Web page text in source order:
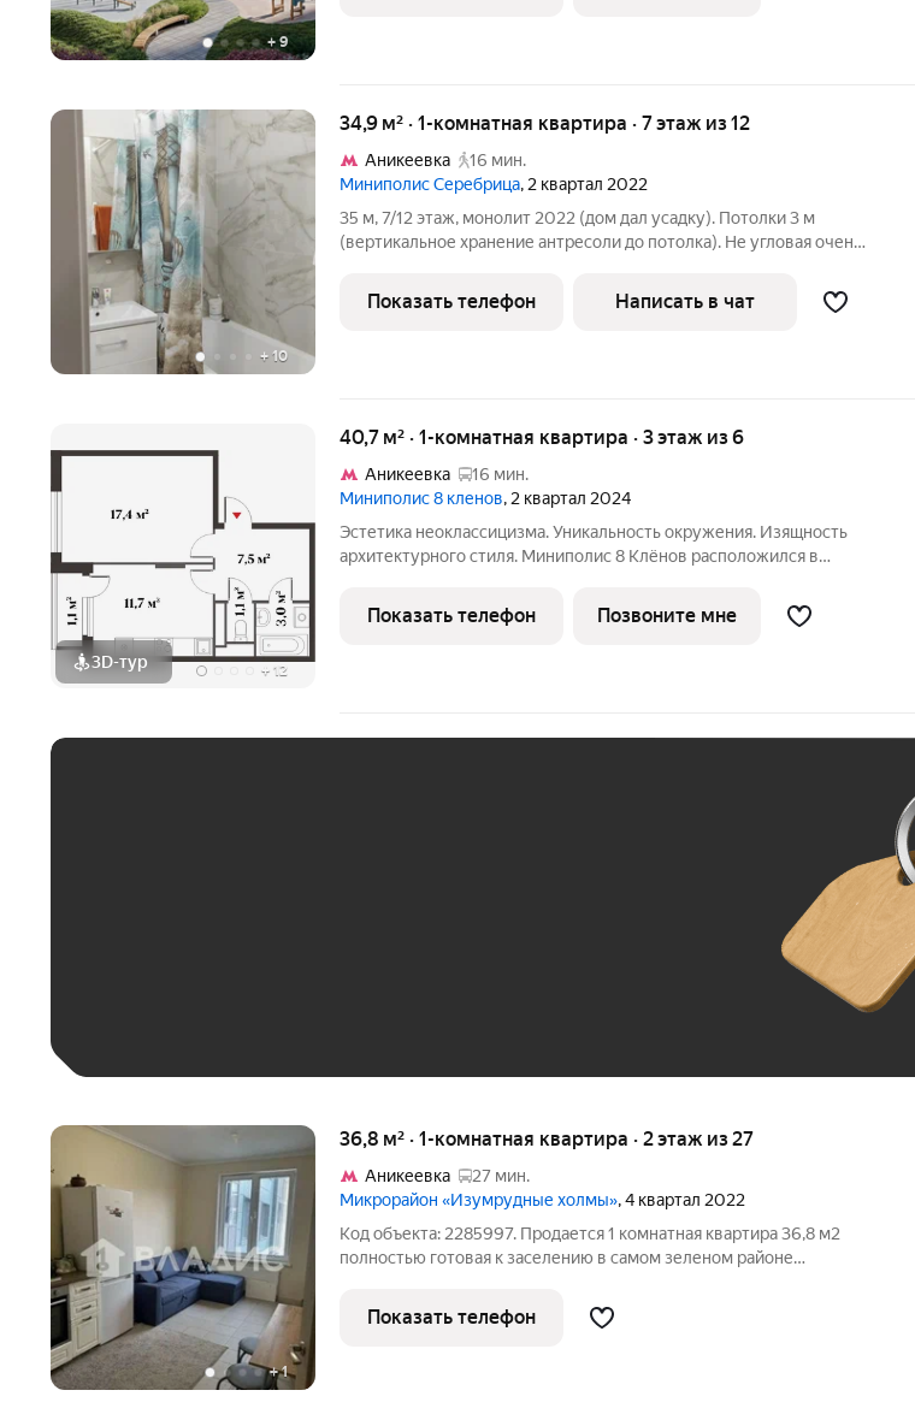
+9
+ 10
34,9 м² · 1-комнатная квартира · 7 этаж из 12
Аникеевка
16 мин.
Миниполис Серебрица, 2 квартал 2022
35 м, 7/12 этаж, монолит 2022 (дом дал усадку). Потолки 3 м
(вертикальное хранение антресоли до потолка). Не угловая очень
днём не жарко). Формат «заезжай и живи». ЖК «Серебрица»
Показать телефон Написать в чат
3D-тур + 12
40,7 м² · 1-комнатная квартира · 3 этаж из 6
Аникеевка
16 мин.
Миниполис 8 кленов, 2 квартал 2024
Эстетика неоклассицизма. Уникальность окружения. Изящность
архитектурного стиля. Миниполис 8 Клёнов расположился в
от многолюдных улиц и шумных магистралей добраться до центра
столицы не
Показать телефон Позвоните мне
+1
36,8 м² · 1-комнатная квартира · 2 этаж из 27
Аникеевка
27 мин.
Микрорайон «Изумрудные холмы», 4 квартал 2022
Код объекта: 2285997. Продается 1 комнатная квартира 36,8 м2
полностью готовая к заселению в самом зеленом районе
идеальный вариант для переезда с детьми или старта молодой
семьи. Дом находится в
Показать телефон